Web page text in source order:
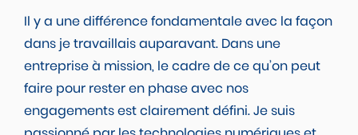
Il y a une différence fondamentale avec la façon
dans je travaillais auparavant. Dans une
entreprise à mission, le cadre de ce qu’on peut
faire pour rester en phase avec nos
engagements est clairement défini. Je suis